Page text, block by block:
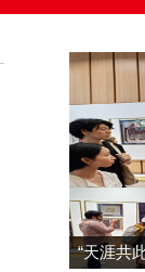
“天涯共